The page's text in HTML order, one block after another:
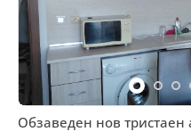
Обзаведен нов тристаен